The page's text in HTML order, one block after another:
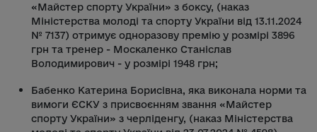
«Майстер спорту України» з боксу, (наказ
Міністерства молоді та спорту України від 13.11.2024
№ 7137) отримує одноразову премію у розмірі 3896
грн та тренер - Москаленко Станіслав
Володимирович - у розмірі 1948 грн;
Бабенко Катерина Борисівна, яка виконала норми та
вимоги ЄСКУ з присвоєнням звання «Майстер
спорту України» з черліденгу, (наказ Міністерства